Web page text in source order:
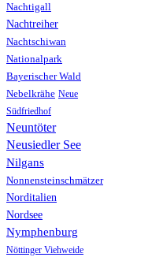
Nachtigall
Nachtreiher
Nachtschiwan
Nationalpark
Bayerischer Wald
Nebelkrähe Neue
Südfriedhof
Neuntöter
Neusiedler See
Nilgans
Nonnensteinschmätzer
Norditalien
Nordsee
Nymphenburg
Nöttinger Viehweide